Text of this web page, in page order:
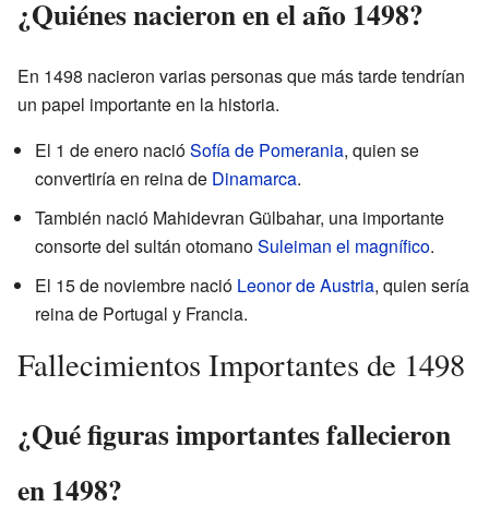
¿Quiénes nacieron en el año 1498?
En 1498 nacieron varias personas que más tarde tendrían
un papel importante en la historia.
El 1 de enero nacióSofía de Pomerania, quien se
convertiría en reina de Dinamarca.
También nació Mahidevran Gülbahar, una importante
consorte del sultán otomanoSuleiman el magnífico.
El 15 de noviembre nació Leonor de Austria, quien sería
reina de Portugal y Francia.
Fallecimientos Importantes de 1498
¿Qué figuras importantes fallecieron
en 1498?